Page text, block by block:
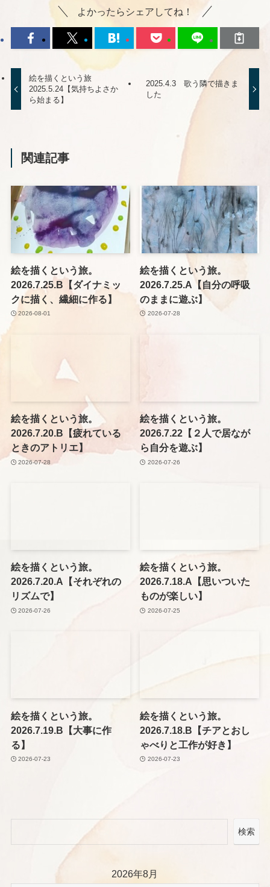
よかったらシェアしてね！
絵を描くという旅
2025.5.24【気持ちよさか
ら始まる】
2025.4.3 歌う隣で描きま
した
関連記事
絵を描くという旅。
2026.7.25.B【ダイナミッ
クに描く、繊細に作る】
2026-08-01
絵を描くという旅。
2026.7.25.A【自分の呼吸
のままに遊ぶ】
2026-07-28
絵を描くという旅。
2026.7.20.B【疲れている
ときのアトリエ】
2026-07-28
絵を描くという旅。
2026.7.22【２人で居なが
ら自分を遊ぶ】
2026-07-26
絵を描くという旅。
2026.7.20.A【それぞれの
リズムで】
2026-07-26
絵を描くという旅。
2026.7.18.A【思いついた
ものが楽しい】
2026-07-25
絵を描くという旅。
2026.7.19.B【大事に作
る】
2026-07-23
絵を描くという旅。
2026.7.18.B【チアとおし
ゃべりと工作が好き】
2026-07-23
検索
2026年8月